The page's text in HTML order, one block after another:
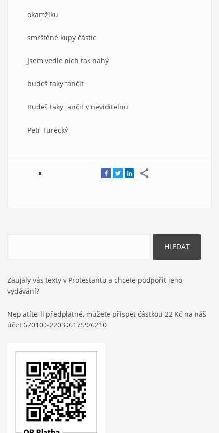
okamžiku
smrštěné kupy částic
Jsem vedle nich tak nahý
budeš taky tančit
Budeš taky tančit v neviditelnu
Petr Turecký
Zaujaly vás texty v Protestantu a chcete podpořit jeho
vydávání?
Neplatíte-li předplatné, můžete přispět částkou 22 Kč na náš
účet 670100-2203961759/6210